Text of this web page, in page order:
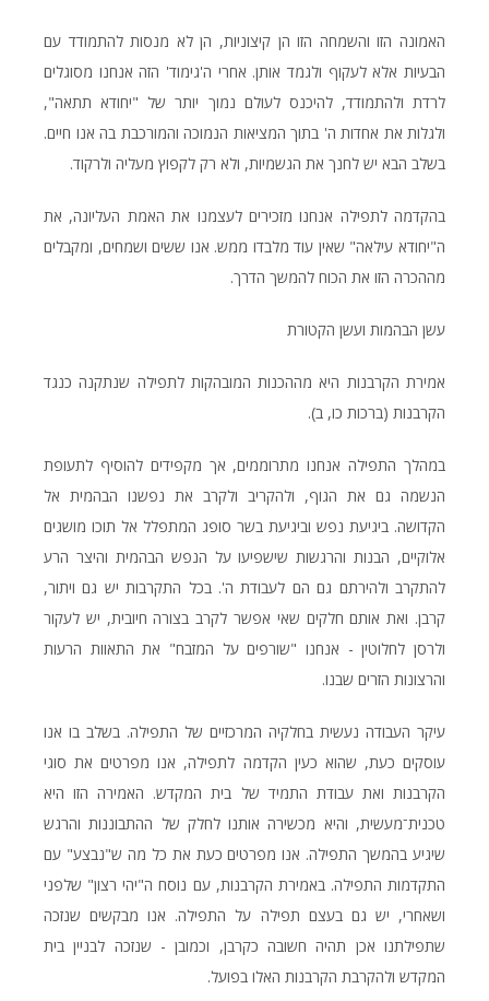
האמונה הזו והשמחה הזו הן קיצוניות, הן לא מנסות להתמודד עם
הבעיות אלא לעקוף ולגמד אותן. אחרי ה'גימוד' הזה אנחנו מסוגלים
לרדת ולהתמודד, להיכנס לעולם נמוך יותר של "יחודא תתאה",
ולגלות את אחדות ה' בתוך המציאות הנמוכה והמורכבת בה אנו חיים.
בשלב הבא יש לחנך את הגשמיות, ולא רק לקפוץ מעליה ולרקוד.
בהקדמה לתפילה אנחנו מזכירים לעצמנו את האמת העליונה, את
ה"יחודא עילאה" שאין עוד מלבדו ממש. אנו ששים ושמחים, ומקבלים
מההכרה הזו את הכוח להמשך הדרך.
עשן הבהמות ועשן הקטורת
אמירת הקרבנות היא מההכנות המובהקות לתפילה שנתקנה כנגד
הקרבנות (ברכות כו, ב).
במהלך התפילה אנחנו מתרוממים, אך מקפידים להוסיף לתעופת
הנשמה גם את הגוף, ולהקריב ולקרב את נפשנו הבהמית אל
הקדושה. ביגיעת נפש וביגיעת בשר סופג המתפלל אל תוכו מושגים
אלוקיים, הבנות והרגשות שישפיעו על הנפש הבהמית והיצר הרע
להתקרב ולהירתם גם הם לעבודת ה'. בכל התקרבות יש גם ויתור,
קרבן. ואת אותם חלקים שאי אפשר לקרב בצורה חיובית, יש לעקור
ולרסן לחלוטין - אנחנו "שורפים על המזבח" את התאוות הרעות
והרצונות הזרים שבנו.
עיקר העבודה נעשית בחלקיה המרכזיים של התפילה. בשלב בו אנו
עוסקים כעת, שהוא כעין הקדמה לתפילה, אנו מפרטים את סוגי
הקרבנות ואת עבודת התמיד של בית המקדש. האמירה הזו היא
טכנית־מעשית, והיא מכשירה אותנו לחלק של ההתבוננות והרגש
שיגיע בהמשך התפילה. אנו מפרטים כעת את כל מה ש"נבצע" עם
התקדמות התפילה. באמירת הקרבנות, עם נוסח ה"יהי רצון" שלפני
ושאחרי, יש גם בעצם תפילה על התפילה. אנו מבקשים שנזכה
שתפילתנו אכן תהיה חשובה כקרבן, וכמובן - שנזכה לבניין בית
המקדש ולהקרבת הקרבנות האלו בפועל.